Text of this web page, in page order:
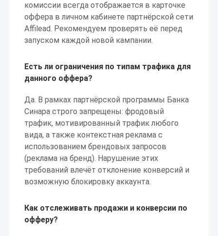
комиссии всегда отображается в карточке
оффера в личном кабинете партнёрской сети
Affilead. Рекомендуем проверять её перед
запуском каждой новой кампании.
Есть ли ограничения по типам трафика для
данного оффера?
Да. В рамках партнёрской программы Банка
Синара строго запрещены: фродовый
трафик, мотивированный трафик любого
вида, а также контекстная реклама с
использованием брендовых запросов
(реклама на бренд). Нарушение этих
требований влечёт отклонение конверсий и
возможную блокировку аккаунта.
Как отслеживать продажи и конверсии по
офферу?